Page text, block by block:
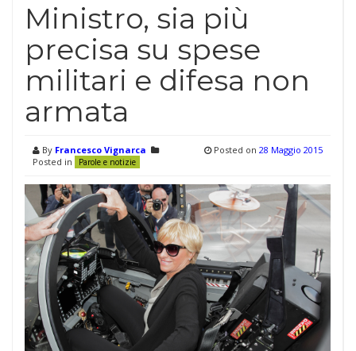
Ministro, sia più
precisa su spese
militari e difesa non
armata
By Francesco Vignarca
Posted in
Parole e notizie
Posted on 28 Maggio 2015